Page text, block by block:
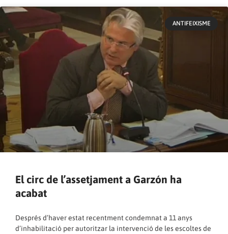
ANTIFEIXISME
El circ de l’assetjament a Garzón ha
acabat
Després d’haver estat recentment condemnat a 11 anys
d’inhabilitació per autoritzar la intervenció de les escoltes de